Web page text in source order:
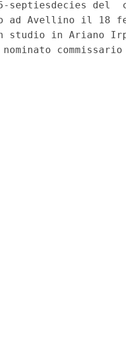
septiesdecies
ad Avellino il 18
con studio in